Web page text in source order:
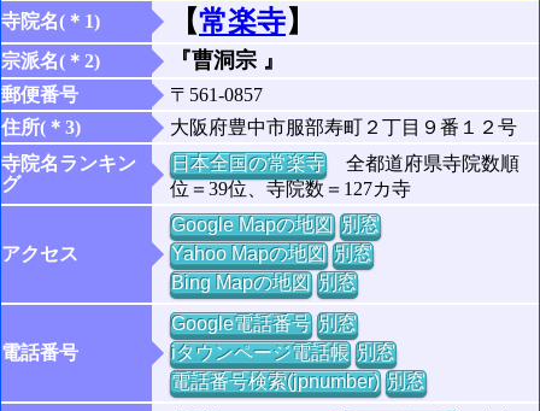
寺院名(＊1) 【常楽寺】
宗派名(＊2) 『曹洞宗 』
郵便番号
〒561-0857
住所(＊3)
大阪府豊中市服部寿町２丁目９番１２号
寺院名ランキン
グ
日本全国の常楽寺全都道府県寺院数順
位＝39位、寺院数＝127カ寺
アクセス
Google Mapの地図 別窓
Yahoo Mapの地図 別窓
Bing Mapの地図 別窓
電話番号
Google電話番号 別窓
iタウンページ電話帳 別窓
電話番号検索(jpnumber) 別窓